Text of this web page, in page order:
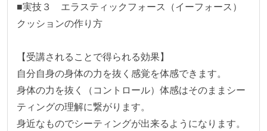
■実技３　エラスティックフォース（イーフォース）
クッションの作り方
【受講されることで得られる効果】
自分自身の身体の力を抜く感覚を体感できます。
身体の力を抜く（コントロール）体感はそのままシー
ティングの理解に繋がります。
身近なものでシーティングが出来るようになります。